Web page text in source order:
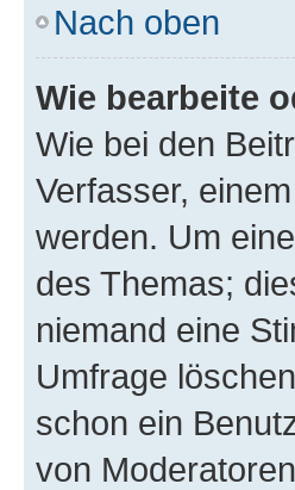
Nach oben
Wie bearbeite
Wie bei den
Verfasser,
werden. Um
des Themas;
niemand eine
Umfrage
schon ein
von